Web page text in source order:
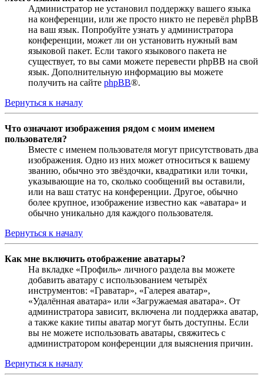
Администратор не установил поддержку вашего языка
на конференции, или же просто никто не перевёл phpBB
на ваш язык. Попробуйте узнать у администратора
конференции, может ли он установить нужный вам
языковой пакет. Если такого языкового пакета не
существует, то вы сами можете перевести phpBB на свой
язык. Дополнительную информацию вы можете
получить на сайте phpBB®.
Вернуться к началу
Что означают изображения рядом с моим именем
пользователя?
Вместе с именем пользователя могут присутствовать два
изображения. Одно из них может относиться к вашему
званию, обычно это звёздочки, квадратики или точки,
указывающие на то, сколько сообщений вы оставили,
или на ваш статус на конференции. Другое, обычно
более крупное, изображение известно как «аватара» и
обычно уникально для каждого пользователя.
Вернуться к началу
Как мне включить отображение аватары?
На вкладке «Профиль» личного раздела вы можете
добавить аватару с использованием четырёх
инструментов: «Граватар», «Галерея аватар»,
«Удалённая аватара» или «Загружаемая аватара». От
администратора зависит, включена ли поддержка аватар,
а также какие типы аватар могут быть доступны. Если
вы не можете использовать аватары, свяжитесь с
администратором конференции для выяснения причин.
Вернуться к началу